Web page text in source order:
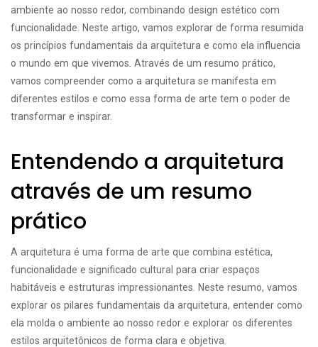
ambiente ao nosso redor, combinando design estético com
funcionalidade. Neste artigo, vamos explorar de forma resumida
os princípios fundamentais da arquitetura e como ela influencia
o mundo em que vivemos. Através de um resumo prático,
vamos compreender como a arquitetura se manifesta em
diferentes estilos e como essa forma de arte tem o poder de
transformar e inspirar.
Entendendo a arquitetura
através de um resumo
prático
A arquitetura é uma forma de arte que combina estética,
funcionalidade e significado cultural para criar espaços
habitáveis e estruturas impressionantes. Neste resumo, vamos
explorar os pilares fundamentais da arquitetura, entender como
ela molda o ambiente ao nosso redor e explorar os diferentes
estilos arquitetônicos de forma clara e objetiva.